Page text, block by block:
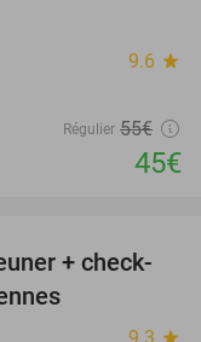
9.6 star
Régulier 55€
45€
75%
+ check-
star